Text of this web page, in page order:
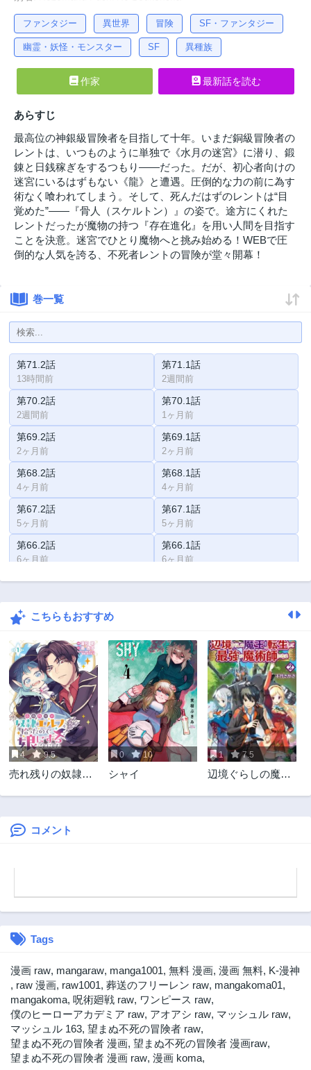
ファンタジー 異世界 冒険 SF・ファンタジー
幽霊・妖怪・モンスター SF 異種族
作家 最新話を読む
あらすじ
最高位の神銀級冒険者を目指して十年。いまだ銅級冒険者の
レントは、いつものように単独で《水月の迷宮》に潜り、鍛
錬と日銭稼ぎをするつもり――だった。だが、初心者向けの
迷宮にいるはずもない《龍》と遭遇。圧倒的な力の前に為す
術なく喰われてしまう。そして、死んだはずのレントは“目
覚めた”――『骨人（スケルトン）』の姿で。途方にくれた
レントだったが魔物の持つ『存在進化』を用い人間を目指す
ことを決意。迷宮でひとり魔物へと挑み始める！WEBで圧
倒的な人気を誇る、不死者レントの冒険が堂々開幕！
巻一覧
第71.2話
13時間前
第71.1話
2週間前
第70.2話
2週間前
第70.1話
1ヶ月前
第69.2話
2ヶ月前
第69.1話
2ヶ月前
第68.2話
4ヶ月前
第68.1話
4ヶ月前
第67.2話
5ヶ月前
第67.1話
5ヶ月前
第66.2話
6ヶ月前
第66.1話
6ヶ月前
第65話 第64話
第63話
第61話
3年前
第60話
3年前
第59.5話
3年前
第59話
3年前
第58話
3年前
第57話
3年前
第56話
3年前
第55話
第54話 第53話
第52話
第46話
第44話
3年前
第43話
3年前
第42話
3年前
第41話
3年前
第40話
3年前
第39話
3年前
こちらもおすすめ
4 9.5
売れ残りの奴隷エ
にした
0 10
シャイ
1 7.5
辺境ぐらしの魔
る 〜愛されなが
コメント
Tags
漫画 raw, mangaraw, manga1001, 無料 漫画, 漫画 無料, K-漫神
, raw 漫画, raw1001, 葬送のフリーレン raw, mangakoma01,
mangakoma, 呪術廻戦 raw, ワンピース raw,
僕のヒーローアカデミア raw, アオアシ raw, マッシュル raw,
マッシュル 163, 望まぬ不死の冒険者 raw,
望まぬ不死の冒険者 漫画, 望まぬ不死の冒険者 漫画raw,
望まぬ不死の冒険者 漫画 raw, 漫画 koma,